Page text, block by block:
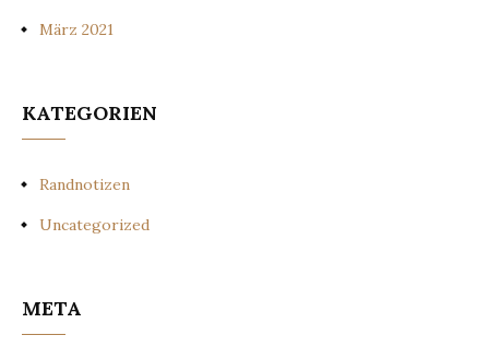
März 2021
KATEGORIEN
Randnotizen
Uncategorized
META